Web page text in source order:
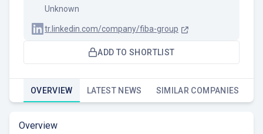
Unknown
tr.linkedin.com/company/fiba-group
ADD TO SHORTLIST
OVERVIEW LATEST NEWS SIMILAR COMPANIES
Overview